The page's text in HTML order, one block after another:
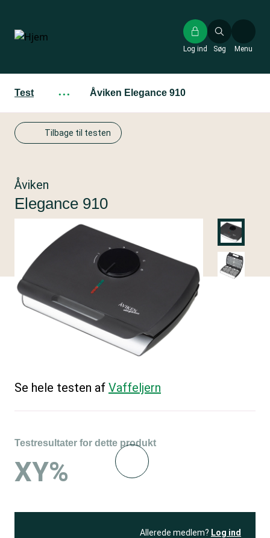
hovedindhold
Søg
Log ind Menu
Test ··· Åviken Elegance 910
Tilbage til testen
Åviken
Elegance 910
Se hele testen af Vaffeljern
Testresultater for dette produkt
XY%
Allerede medlem? Log ind